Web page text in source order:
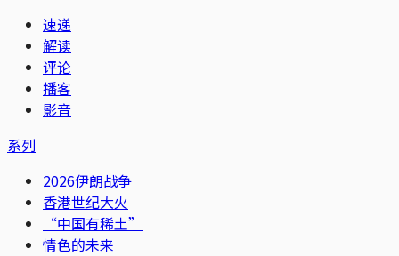
速递
解读
评论
播客
影音
系列
2026伊朗战争
香港世纪大火
“中国有稀土”
情色的未来